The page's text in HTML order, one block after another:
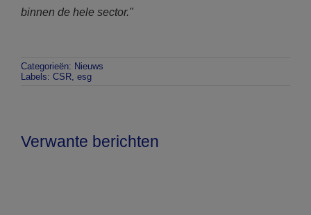
binnen de hele sector."
Categorieën: Nieuws
Labels: CSR, esg
Verwante berichten